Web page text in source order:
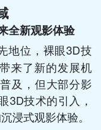
全新观影体验
地位，裸眼3D技
来了新的发展机
及，但大部分影
3D技术的引入，
浸式观影体验。